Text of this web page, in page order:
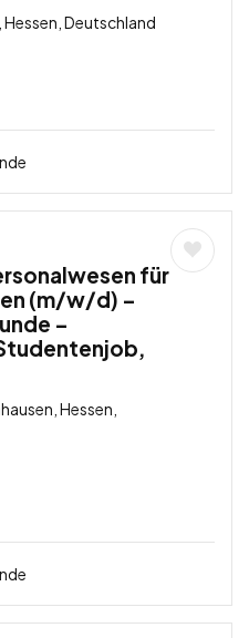
Deutschland
für
(m/w/d) –
–
Hessen,